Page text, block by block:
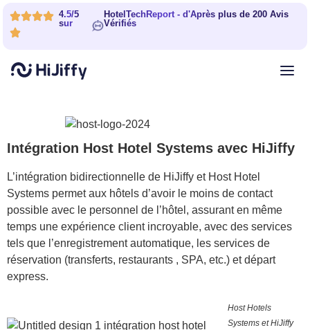
4.5/5
sur
HotelTechReport - d'Après plus de 200 Avis
Vérifiés
Intégration Host Hotel Systems avec HiJiffy
L’intégration bidirectionnelle de HiJiffy et Host Hotel
Systems permet aux hôtels d’avoir le moins de contact
possible avec le personnel de l’hôtel, assurant en même
temps une expérience client incroyable, avec des services
tels que l’enregistrement automatique, les services de
réservation (transferts, restaurants , SPA, etc.) et départ
express.
Host Hotels
Systems et HiJiffy